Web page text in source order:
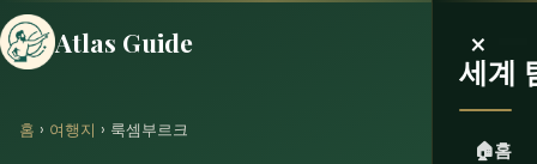
Atlas Guide ×
세계
🏠홈
홈 › 여행지 › 룩셈부르크